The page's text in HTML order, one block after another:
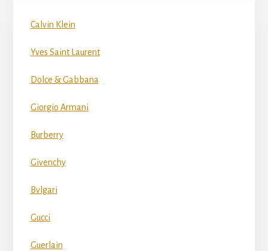
Calvin Klein
Yves Saint Laurent
Dolce & Gabbana
Giorgio Armani
Burberry
Givenchy
Bvlgari
Gucci
Guerlain